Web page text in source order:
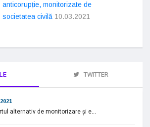
anticorupție, monitorizate de
societatea civilă 10.03.2021
TWITTER
alternativ de monitorizare și e...